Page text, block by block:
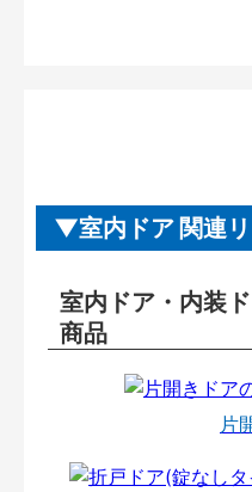
室内ドア 関連
室内ドア・内装
商品
片